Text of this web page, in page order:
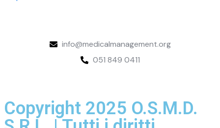
info@medicalmanagement.org
051 849 0411
Copyright 2025 O.S.M.D.